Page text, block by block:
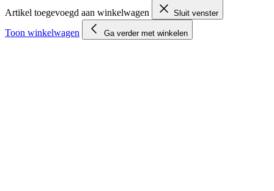
Artikel toegevoegd aan winkelwagen Sluit venster
Toon winkelwagen Ga verder met winkelen